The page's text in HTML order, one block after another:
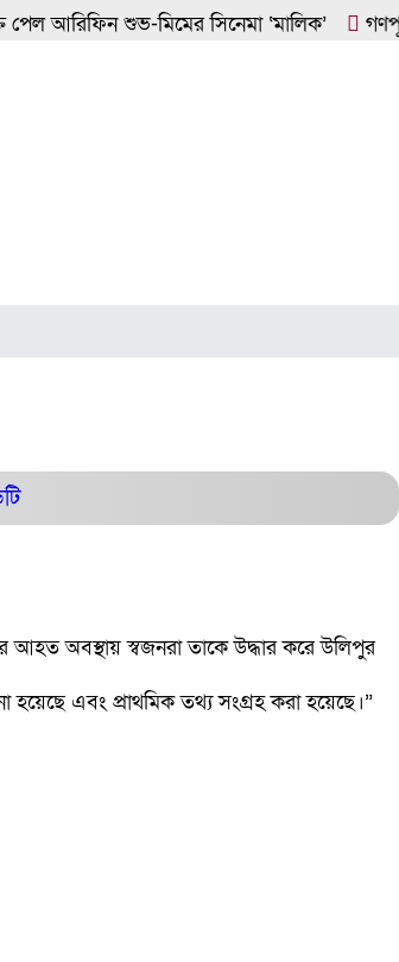
শুভ-মিমের সিনেমা ‘মালিক’
গণপূর্ত
আহত অবস্থায় স্বজনরা তাকে উদ্ধার করে উলিপুর
হয়েছে এবং প্রাথমিক তথ্য সংগ্রহ করা হয়েছে।”